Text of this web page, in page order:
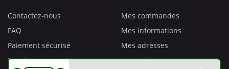
Contactez-nous
FAQ
Paiement sécurisé
Livraison
Mes commandes
Mes informations
Mes adresses
Mes avoirs